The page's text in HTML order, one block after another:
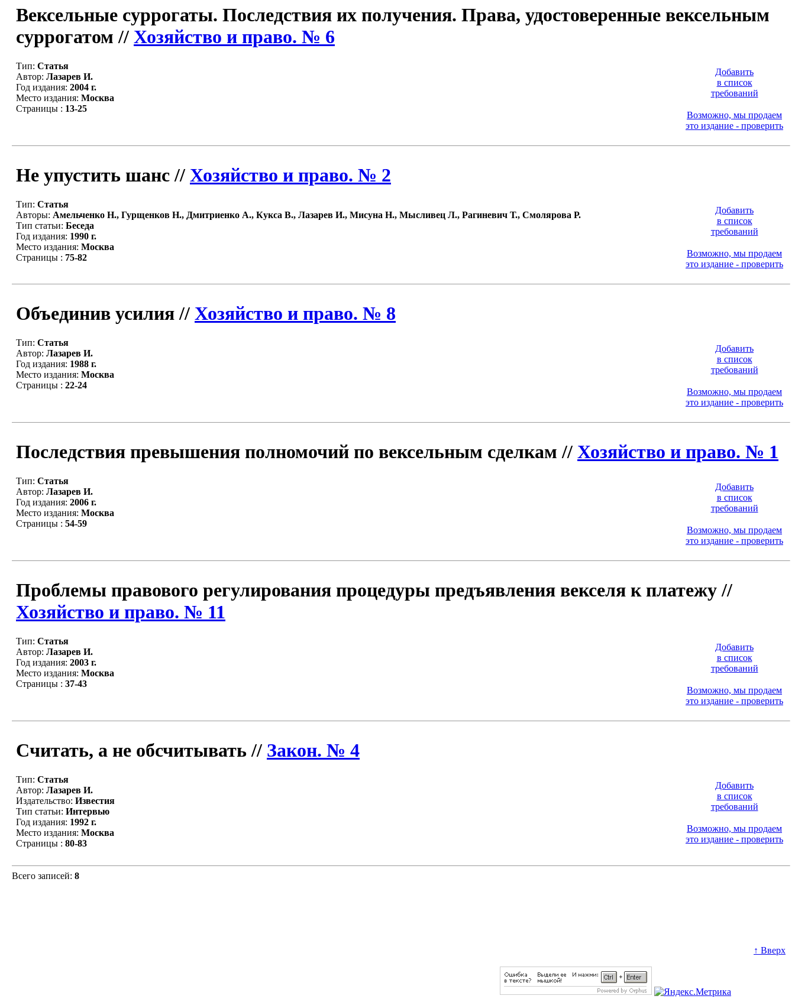
Вексельные суррогаты. Последствия их получения. Права, удостоверенные вексельным
суррогатом // Хозяйство и право. № 6
Добавить
в список
требований
Возможно, мы продаем
это издание - проверить
Тип: Статья
Автор: Лазарев И.
Год издания: 2004 г.
Место издания: Москва
Страницы : 13-25
Не упустить шанс // Хозяйство и право. № 2
Добавить
в список
требований
Возможно, мы продаем
это издание - проверить
Тип: Статья
Авторы: Амельченко Н., Гурщенков Н., Дмитриенко А., Кукса В., Лазарев И., Мисуна Н., Мысливец Л., Рагиневич Т., Смолярова Р.
Тип статьи: Беседа
Год издания: 1990 г.
Место издания: Москва
Страницы : 75-82
Объединив усилия // Хозяйство и право. № 8
Добавить
в список
требований
Возможно, мы продаем
это издание - проверить
Тип: Статья
Автор: Лазарев И.
Год издания: 1988 г.
Место издания: Москва
Страницы : 22-24
Последствия превышения полномочий по вексельным сделкам // Хозяйство и право. № 1
Добавить
в список
требований
Возможно, мы продаем
это издание - проверить
Тип: Статья
Автор: Лазарев И.
Год издания: 2006 г.
Место издания: Москва
Страницы : 54-59
Проблемы правового регулирования процедуры предъявления векселя к платежу //
Хозяйство и право. № 11
Добавить
в список
требований
Возможно, мы продаем
это издание - проверить
Тип: Статья
Автор: Лазарев И.
Год издания: 2003 г.
Место издания: Москва
Страницы : 37-43
Считать, а не обсчитывать // Закон. № 4
Добавить
в список
требований
Возможно, мы продаем
это издание - проверить
Тип: Статья
Автор: Лазарев И.
Издательство: Известия
Тип статьи: Интервью
Год издания: 1992 г.
Место издания: Москва
Страницы : 80-83
Всего записей: 8
↑ Вверх